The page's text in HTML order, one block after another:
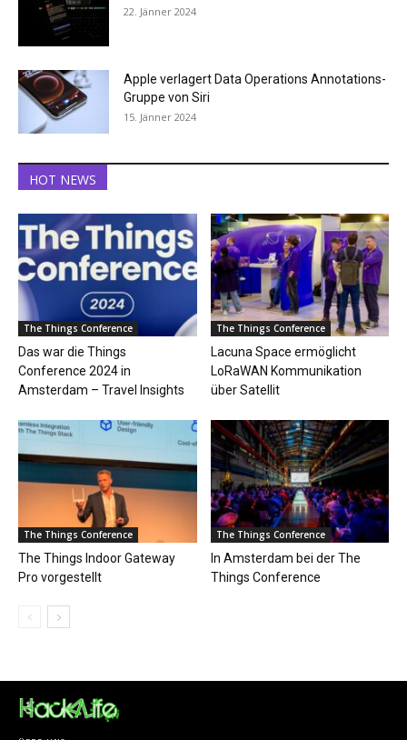
22. Jänner 2024
Apple verlagert Data Operations Annotations-
Gruppe von Siri
15. Jänner 2024
HOT NEWS
The Things Conference
Das war die Things
Conference 2024 in
Amsterdam – Travel Insights
The Things Conference
Lacuna Space ermöglicht
LoRaWAN Kommunikation
über Satellit
The Things Conference
The Things Indoor Gateway
Pro vorgestellt
The Things Conference
In Amsterdam bei der The
Things Conference